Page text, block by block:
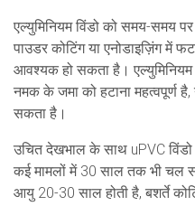
एल्युमिनियम विंडो को समय-समय
पाउडर कोटिंग या एनोडाइज़िंग में
आवश्यक हो सकता है। एल्युमिनियम
नमक के जमा को हटाना महत्वपूर्ण
सकता है।
उचित देखभाल के साथ uPVC
कई मामलों में 30 साल तक भी चल
आयु 20-30 साल होती है, बशर्ते